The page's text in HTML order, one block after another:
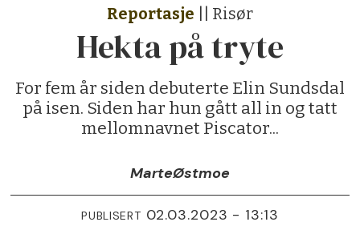
Reportasje || Risør
Hekta på tryte
For fem år siden debuterte Elin Sundsdal
på isen. Siden har hun gått all in og tatt
mellomnavnet Piscator...
MarteØstmoe
PUBLISERT 02.03.2023 - 13:13